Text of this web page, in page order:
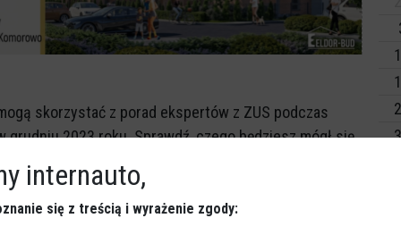
skorzystać z porad ekspertów z ZUS podczas
2023 roku. Sprawdź, czego będziesz mógł się
w grudniu 2023 roku dyżury telefoniczne.
w godzinach od 10:00 do 12:00.
internauto,
się z treścią i wyrażenie zgody: